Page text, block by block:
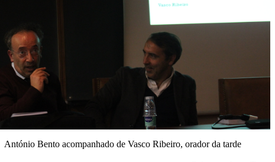
António Bento acompanhado de Vasco Ribeiro, orador da tarde